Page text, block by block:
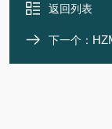
返回列表
下一个：